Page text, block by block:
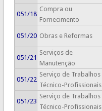
051/18
Compra ou
Fornecimento
051/20 Obras e Reformas
051/21
Serviços de
Manutenção
051/22
Serviço de Trabalhos
Técnico-Profissionais
051/23
Serviço de Trabalhos
Técnico-Profissionais